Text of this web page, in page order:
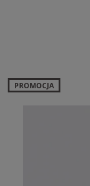
PROMOCJA